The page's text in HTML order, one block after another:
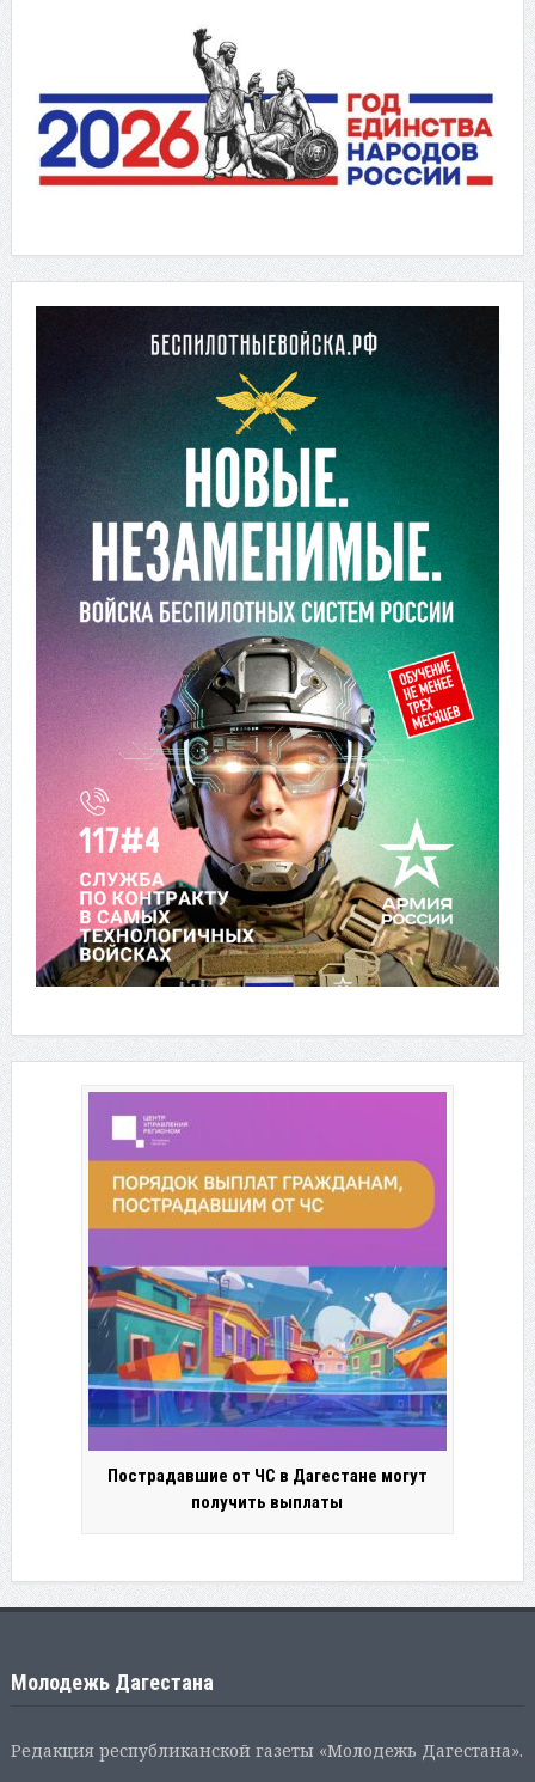
Пострадавшие от ЧС в Дагестане могут
получить выплаты
Молодежь Дагестана
Редакция республиканской газеты «Молодежь Дагестана».